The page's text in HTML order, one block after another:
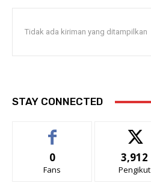
Tidak ada kiriman yang ditampilkan
STAY CONNECTED
0
Fans
3,912
Pengikut